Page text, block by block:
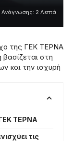
2 Λεπτά
της ΓΕΚ ΤΕΡΝΑ
στη
και την ισχυρή
ΤΕΡΝΑ
τις